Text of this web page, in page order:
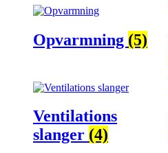
Opvarmning (5)
Ventilations
slanger (4)